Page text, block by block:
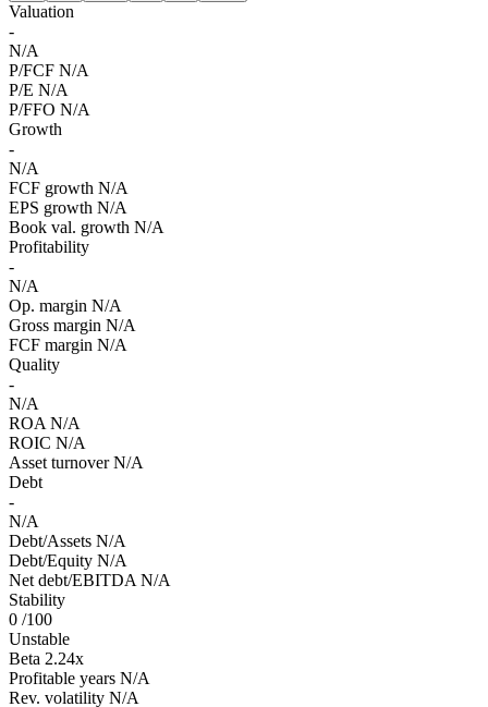
Valuation
-
N/A
P/FCF N/A
P/E N/A
P/FFO N/A
Growth
-
N/A
FCF growth N/A
EPS growth N/A
Book val. growth N/A
Profitability
-
N/A
Op. margin N/A
Gross margin N/A
FCF margin N/A
Quality
-
N/A
ROA N/A
ROIC N/A
Asset turnover N/A
Debt
-
N/A
Debt/Assets N/A
Debt/Equity N/A
Net debt/EBITDA N/A
Stability
0 /100
Unstable
Beta 2.24x
Profitable years N/A
Rev. volatility N/A